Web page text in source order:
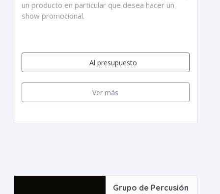
un producto en particular que desea hacer un
show promocional.
Al presupuesto
Ver más
Grupo de Percusión